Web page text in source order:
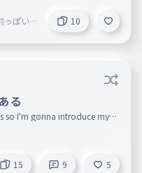
っぽい
10
る
I'm gonna introduce mysel
15 9 5